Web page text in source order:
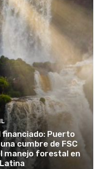
financiado: Puerto
cumbre de FSC
manejo forestal en